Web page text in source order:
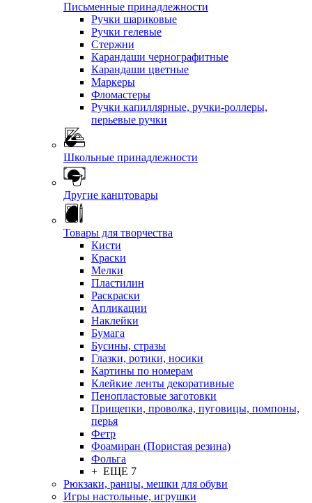
Письменные принадлежности
Ручки шариковые
Ручки гелевые
Стержни
Карандаши чернографитные
Карандаши цветные
Маркеры
Фломастеры
Ручки капиллярные, ручки-роллеры,
перьевые ручки
Школьные принадлежности
Другие канцтовары
Товары для творчества
Кисти
Краски
Мелки
Пластилин
Раскраски
Апликации
Наклейки
Бумага
Бусины, стразы
Глазки, ротики, носики
Картины по номерам
Клейкие ленты декоративные
Пенопластовые заготовки
Прищепки, проволка, пуговицы, помпоны,
перья
Фетр
Фоамиран (Пористая резина)
Фольга
+ ЕЩЕ 7
Рюкзаки, ранцы, мешки для обуви
Игры настольные, игрушки